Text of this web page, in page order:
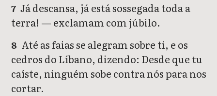
7 Já descansa, já está sossegada toda a
terra! — exclamam com júbilo.
8 Até as faias se alegram sobre ti, e os
cedros do Líbano, dizendo: Desde que tu
caíste, ninguém sobe contra nós para nos
cortar.